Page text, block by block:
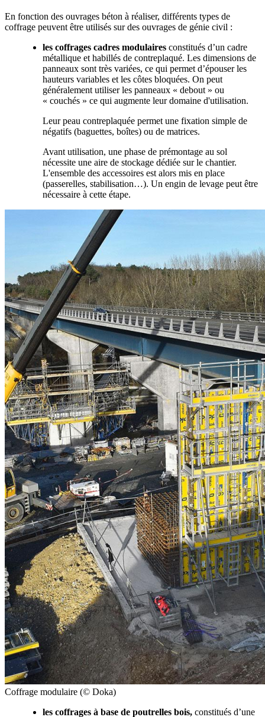
En fonction des ouvrages béton à réaliser, différents types de
coffrage peuvent être utilisés sur des ouvrages de génie civil :
les coffrages cadres modulaires constitués d’un cadre
métallique et habillés de contreplaqué. Les dimensions de
panneaux sont très variées, ce qui permet d’épouser les
hauteurs variables et les côtes bloquées. On peut
généralement utiliser les panneaux « debout » ou
« couchés » ce qui augmente leur domaine d'utilisation.
Leur peau contreplaquée permet une fixation simple de
négatifs (baguettes, boîtes) ou de matrices.
Avant utilisation, une phase de prémontage au sol
nécessite une aire de stockage dédiée sur le chantier.
L'ensemble des accessoires est alors mis en place
(passerelles, stabilisation…). Un engin de levage peut être
nécessaire à cette étape.
Coffrage modulaire (© Doka)
les coffrages à base de poutrelles bois, constitués d’une